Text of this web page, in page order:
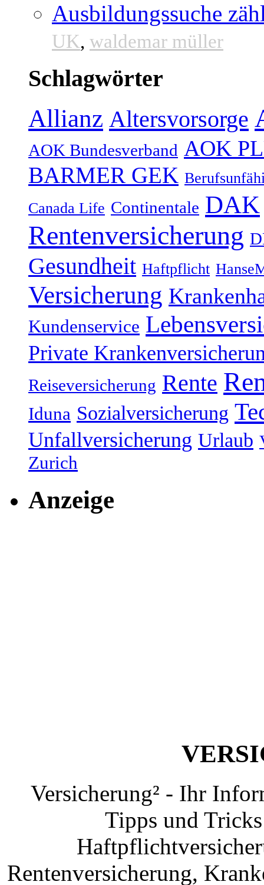
Ausbildungssuche
UK, waldemar müller
Schlagwörter
Allianz Altersvorsorge
AOK Bundesverband AOK
BARMER GEK
Canada Life Continentale DAK
Rentenversicherung
Gesundheit Haftpflicht
Versicherung
Kundenservice
Private
Reiseversicherung Rente
Iduna Sozialversicherung
Unfallversicherung Urlaub
Zurich
Anzeige
Versicherung² - Ihr
Tipps und
Rentenversicherung,